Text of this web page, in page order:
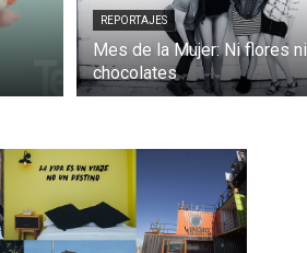
REPORTAJES
Mes de la Mujer: Ni flores ni
chocolates